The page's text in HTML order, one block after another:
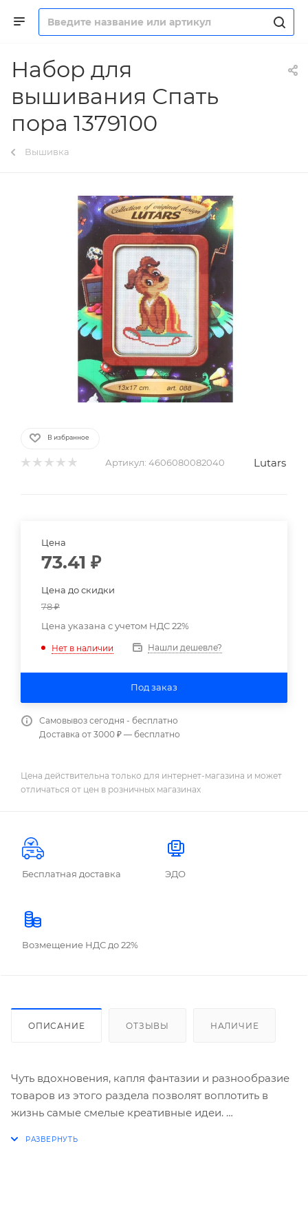
Набор для
вышивания Спать
пора 1379100
Вышивка
В избранное
Артикул: 4606080082040 Lutars
Цена
73.41 ₽
Цена до скидки
78₽
Цена указана с учетом НДС 22%
Нет в наличии Нашли дешевле?
Под заказ
Самовывоз сегодня - бесплатно
Доставка от 3000 ₽ — бесплатно
Цена действительна только для интернет-магазина и может
отличаться от цен в розничных магазинах
Бесплатная доставка ЭДО
Возмещение НДС до 22%
ОПИСАНИЕ ОТЗЫВЫ НАЛИЧИЕ
Чуть вдохновения, капля фантазии и разнообразие
товаров из этого раздела позволят воплотить в
жизнь самые смелые креативные идеи.